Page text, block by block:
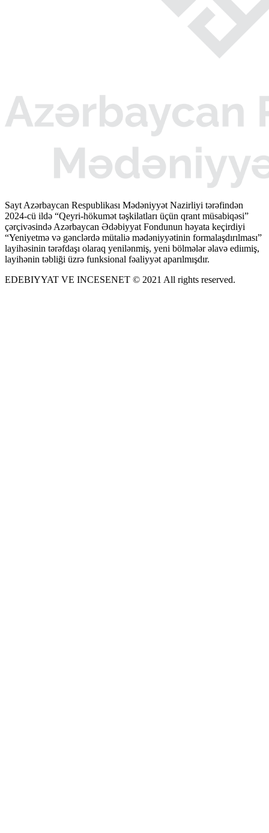
Sayt Azərbaycan Respublikası Mədəniyyət Nazirliyi tərəfindən
2024-cü ildə “Qeyri-hökumət təşkilatları üçün qrant müsabiqəsi”
çərçivəsində Azərbaycan Ədəbiyyat Fondunun həyata keçirdiyi
“Yeniyetmə və gənclərdə mütaliə mədəniyyətinin formalaşdırılması”
layihəsinin tərəfdaşı olaraq yenilənmiş, yeni bölmələr əlavə ediımiş,
layihənin təbliği üzrə funksional fəaliyyət aparılmışdır.
EDEBIYYAT VE INCESENET © 2021 All rights reserved.